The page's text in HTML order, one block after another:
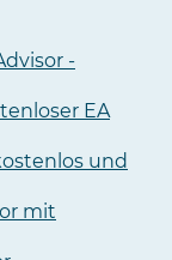
-
EA
und
mit